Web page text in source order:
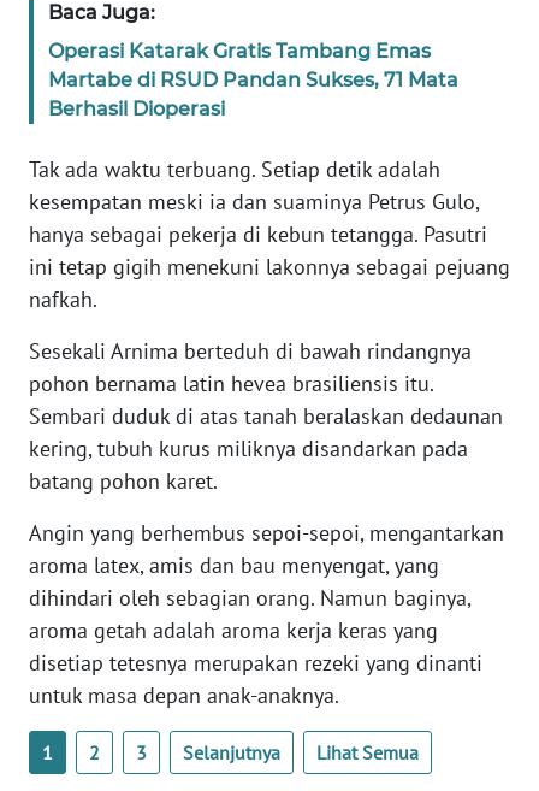
Baca Juga:
Operasi Katarak Gratis Tambang Emas
Martabe di RSUD Pandan Sukses, 71 Mata
Berhasil Dioperasi
Tak ada waktu terbuang. Setiap detik adalah
kesempatan meski ia dan suaminya Petrus Gulo,
hanya sebagai pekerja di kebun tetangga. Pasutri
ini tetap gigih menekuni lakonnya sebagai pejuang
nafkah.
Sesekali Arnima berteduh di bawah rindangnya
pohon bernama latin hevea brasiliensis itu.
Sembari duduk di atas tanah beralaskan dedaunan
kering, tubuh kurus miliknya disandarkan pada
batang pohon karet.
Angin yang berhembus sepoi-sepoi, mengantarkan
aroma latex, amis dan bau menyengat, yang
dihindari oleh sebagian orang. Namun baginya,
aroma getah adalah aroma kerja keras yang
disetiap tetesnya merupakan rezeki yang dinanti
untuk masa depan anak-anaknya.
1 2 3 Selanjutnya Lihat Semua
WN
NTB
SULTENG
SULBAR
WN
BABEL
WN
SUMBAR
WN
BENGKULU
WN
LAMPUNG